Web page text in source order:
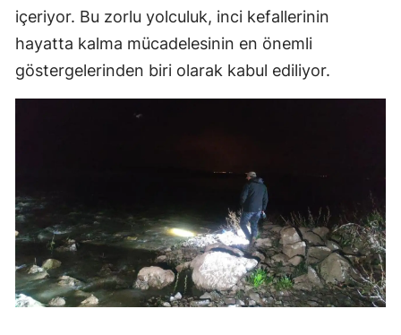
içeriyor. Bu zorlu yolculuk, inci kefallerinin
hayatta kalma mücadelesinin en önemli
göstergelerinden biri olarak kabul ediliyor.